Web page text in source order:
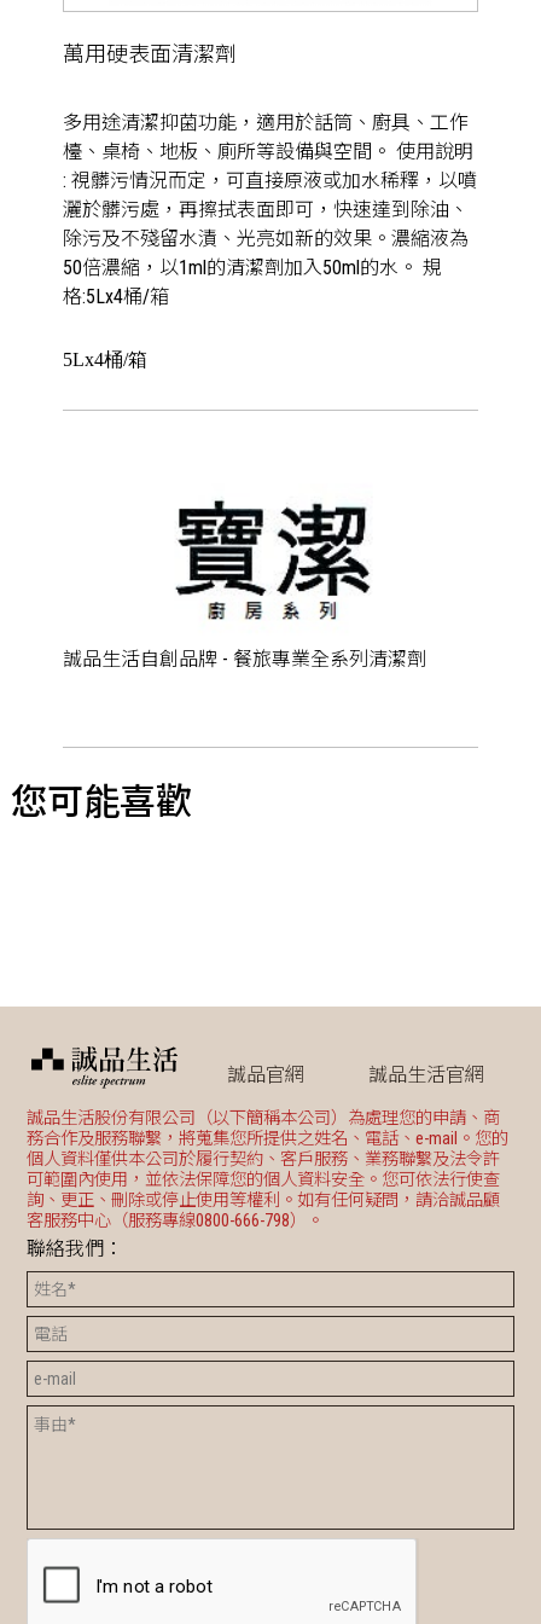
萬用硬表面清潔劑
多用途清潔抑菌功能，適用於話筒、廚具、工作
檯、桌椅、地板、廁所等設備與空間。 使用說明
: 視髒污情況而定，可直接原液或加水稀釋，以噴
灑於髒污處，再擦拭表面即可，快速達到除油、
除污及不殘留水漬、光亮如新的效果。濃縮液為
50倍濃縮，以1ml的清潔劑加入50ml的水。 規
格:5Lx4桶/箱
5Lx4桶/箱
誠品生活自創品牌 - 餐旅專業全系列清潔劑
您可能喜歡
誠品官網 誠品生活官網
誠品生活股份有限公司（以下簡稱本公司）為處理您的申請、商
務合作及服務聯繫，將蒐集您所提供之姓名、電話、e-mail。您的
個人資料僅供本公司於履行契約、客戶服務、業務聯繫及法令許
可範圍內使用，並依法保障您的個人資料安全。您可依法行使查
詢、更正、刪除或停止使用等權利。如有任何疑問，請洽誠品顧
客服務中心（服務專線0800-666-798）。
聯絡我們：